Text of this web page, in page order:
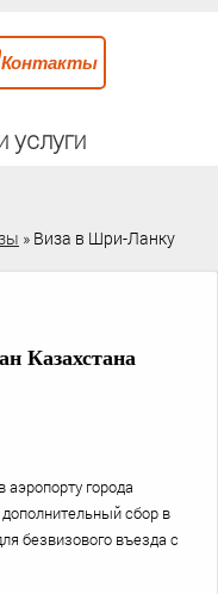
Контакты
услуги
» Виза в Шри-Ланку
Казахстана
города
сбор в
безвизового въезда с